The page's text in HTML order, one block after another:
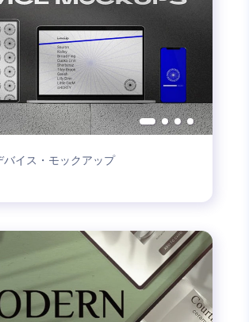
バイス・モックアップ